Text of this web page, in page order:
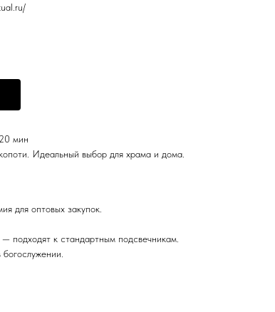
мин
Идеальный выбор для храма и дома.
для оптовых закупок.
подходят к стандартным подсвечникам.